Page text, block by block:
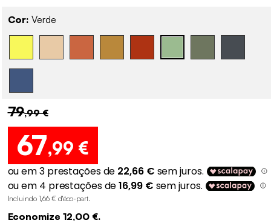
Cor: Verde
79,99 €
67,99 €
Incluindo 1,66 € d'éco-part.
Economize 12,00 €.